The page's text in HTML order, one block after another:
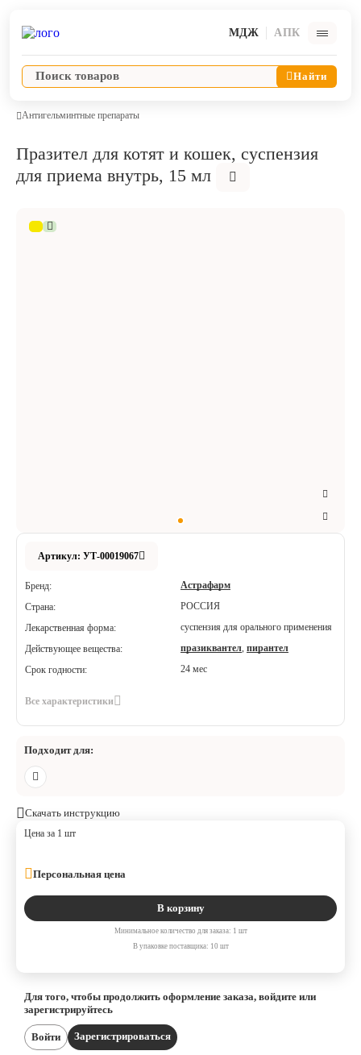
МДЖ АПК
Найти
Ветпрепараты
Антигельминтные препараты
Празител для котят и кошек, суспензия
для приема внутрь, 15 мл
Артикул: УТ-00019067
Бренд:
Астрафарм
Страна:
РОССИЯ
Лекарственная форма:
суспензия для орального применения
Действующее вещества:
празиквантел, пирантел
Срок годности:
24 мес
Все характеристики
Подходит для:
Скачать инструкцию
Цена за 1 шт
Персональная цена
В корзину
Минимальное количество для заказа: 1 шт
В упаковке поставщика: 10 шт
Для того, чтобы продолжить оформление заказа, войдите или
зарегистрируйтесь
Войти Зарегистрироваться